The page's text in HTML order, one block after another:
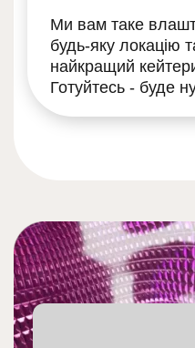
Ми вам таке
будь-яку локацію
найкращий
Готуйтесь - буде